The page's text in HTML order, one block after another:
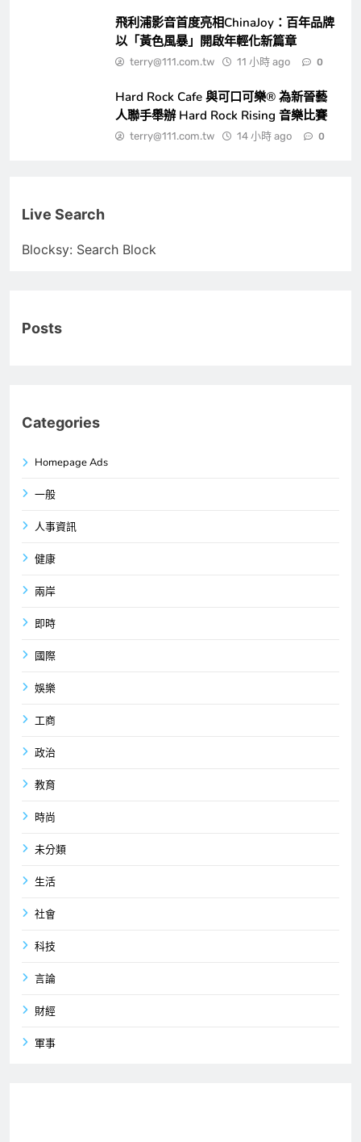
飛利浦影音首度亮相ChinaJoy：百年品牌
以「黃色風暴」開啟年輕化新篇章
terry@111.com.tw 11 小時 ago 0
Hard Rock Cafe 與可口可樂® 為新晉藝
人聯手舉辦 Hard Rock Rising 音樂比賽
terry@111.com.tw 14 小時 ago 0
Live Search
Blocksy: Search Block
Posts
Categories
Homepage Ads
一般
人事資訊
健康
兩岸
即時
國際
娛樂
工商
政治
教育
時尚
未分類
生活
社會
科技
言論
財經
軍事